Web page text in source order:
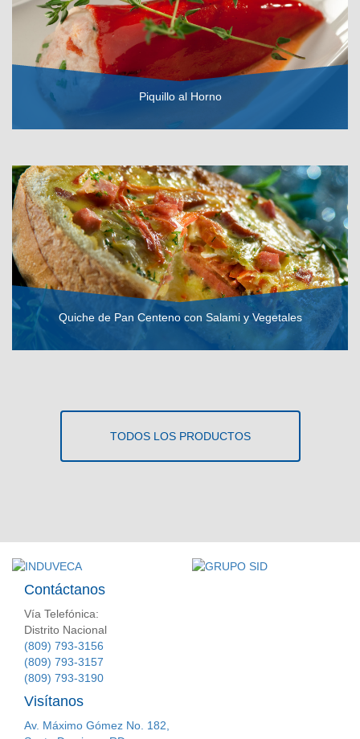
Piquillo al Horno
Quiche de Pan Centeno con Salami y Vegetales
TODOS LOS PRODUCTOS
Contáctanos
Vía Telefónica:
Distrito Nacional
(809) 793-3156
(809) 793-3157
(809) 793-3190
Visítanos
Av. Máximo Gómez No. 182,